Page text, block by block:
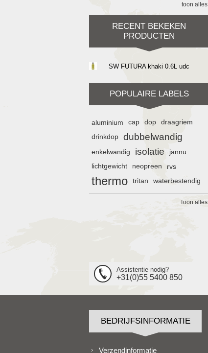
toon alles
RECENT BEKEKEN
PRODUCTEN
SW FUTURA khaki 0.6L udc
POPULAIRE LABELS
aluminium cap dop
draagriem
drinkdop
dubbelwandig
enkelwandig isolatie jannu
lichtgewicht neopreen rvs
thermo tritan waterbestendig
Toon alles
Assistentie nodig?
+31(0)55 5400 850
BEDRIJFSINFORMATIE
Verzendinformatie